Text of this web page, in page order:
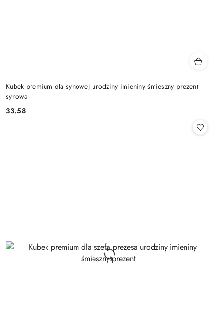
Kubek premium dla synowej urodziny imieniny śmieszny prezent
synowa
Cena:
33.58